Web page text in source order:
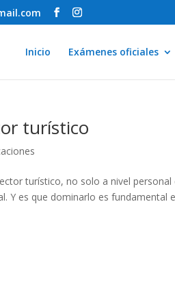
Inicio Exámenes oficiales
turístico
turístico, no solo a nivel
Y es que dominarlo es fundamental